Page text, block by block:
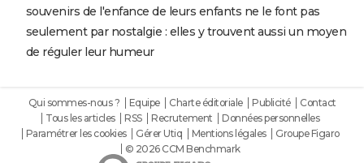
souvenirs de l'enfance de leurs enfants ne le font pas
seulement par nostalgie : elles y trouvent aussi un moyen
de réguler leur humeur
Qui sommes-nous ? Equipe Charte éditoriale Publicité
Contact
Tous les articles
RSS Recrutement
Données personnelles
Paramétrer les cookies
Gérer Utiq Mentions légales
Groupe Figaro
© 2026 CCM Benchmark